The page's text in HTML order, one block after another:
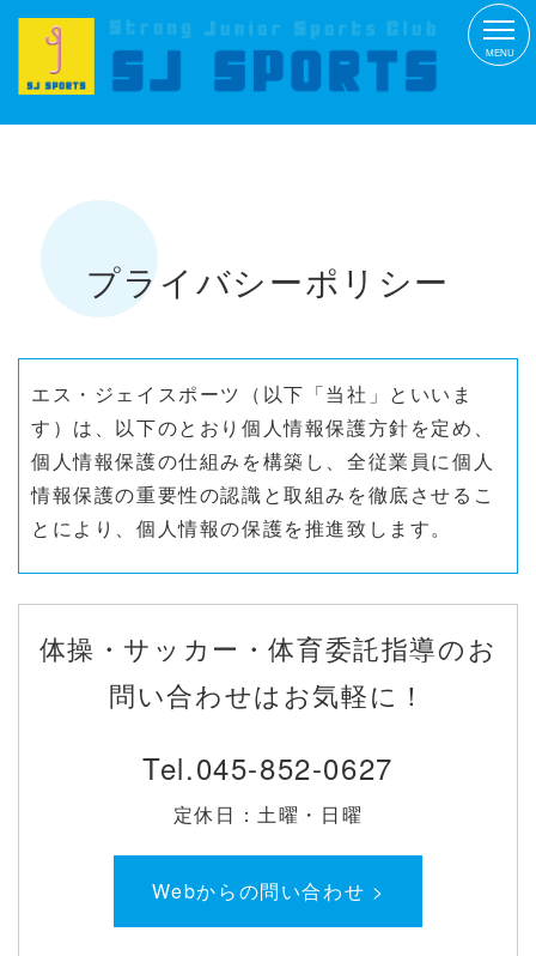
MENU
プライバシーポリシー
エス・ジェイスポーツ（以下「当社」といいま
す）は、以下のとおり個人情報保護方針を定め、
個人情報保護の仕組みを構築し、全従業員に個人
情報保護の重要性の認識と取組みを徹底させるこ
とにより、個人情報の保護を推進致します。
当社は、お客さまの個人情報を正確かつ最新の状
損・改ざん・漏洩などを防止するため、セキュリ
の徹底等の必要な措置を講じ、安全対策を実施し
個人情報の厳重な管理を行ないます。
お客さまからお預かりした個人情報は、当社から
体操・サッカー・体育委託指導のお
問い合わせはお気軽に！
Tel.045-852-0627
定休日：土曜・日曜
Webからの問い合わせ >